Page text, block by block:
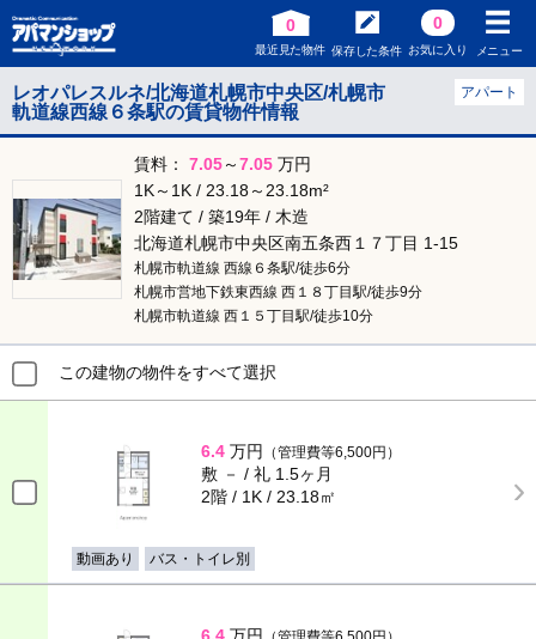
0
最近見た物件 保存した条件
0
お気に入り メニュー
レオパレスルネ/北海道札幌市中央区/札幌市
軌道線西線６条駅の賃貸物件情報
アパート
賃料： 7.05～7.05 万円
1K～1K / 23.18～23.18m²
2階建て / 築19年 / 木造
北海道札幌市中央区南五条西１７丁目 1-15
札幌市軌道線 西線６条駅/徒歩6分
札幌市営地下鉄東西線 西１８丁目駅/徒歩9分
札幌市軌道線 西１５丁目駅/徒歩10分
この建物の物件をすべて選択
6.4 万円 （管理費等6,500円）
敷 － / 礼 1.5ヶ月
2階 / 1K / 23.18㎡
動画あり バス・トイレ別